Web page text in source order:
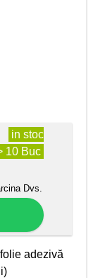
in stoc
10 Buc
Dvs.
adezivă